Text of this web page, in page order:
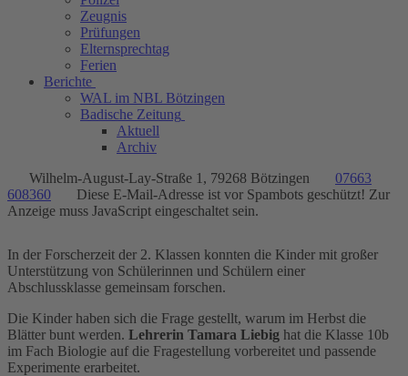
Zeugnis
Prüfungen
Elternsprechtag
Ferien
Berichte
WAL im NBL Bötzingen
Badische Zeitung
Aktuell
Archiv
Wilhelm-August-Lay-Straße 1, 79268 Bötzingen
07663
608360
Diese E-Mail-Adresse ist vor Spambots geschützt! Zur
Anzeige muss JavaScript eingeschaltet sein.
In der Forscherzeit der 2. Klassen konnten die Kinder mit großer
Unterstützung von Schülerinnen und Schülern einer
Abschlussklasse gemeinsam forschen.
Die Kinder haben sich die Frage gestellt, warum im Herbst die
Blätter bunt werden. Lehrerin Tamara Liebig hat die Klasse 10b
im Fach Biologie auf die Fragestellung vorbereitet und passende
Experimente erarbeitet.